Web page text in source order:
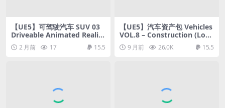
【UE5】可驾驶汽车 SUV 03
Driveable Animated Realist
ic ( SUV Car Vehicle Cars Ve
hicles Drive )
2 月前 17 15.5
【UE5】汽车资产包 Vehicles
VOL.8 – Construction (Low
Poly)9 月前 26.0K 15.5